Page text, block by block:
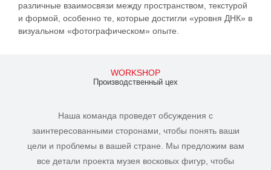
различные взаимосвязи между пространством, текстурой
и формой, особенно те, которые достигли «уровня ДНК» в
визуальном «фотографическом» опыте.
WORKSHOP
Производственный цех
Наша команда проведет обсуждения с
заинтересованными сторонами, чтобы понять ваши
цели и проблемы в вашей стране. Мы предложим вам
все детали проекта музея восковых фигур, чтобы